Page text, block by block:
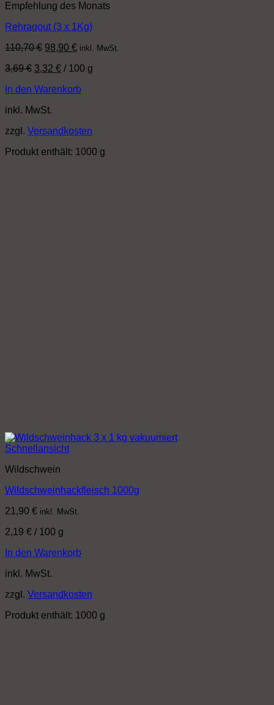
Empfehlung des Monats
Rehragout (3 x 1Kg)
110,70€ Ursprünglicher
war:
98,90 €Aktueller
ist:
inkl. MwSt.
3,69€ 3,32 € / 100 g
In den Warenkorb
inkl. MwSt.
zzgl. Versandkosten
Produkt enthält: 1000 g
Schnellansicht
Wildschwein
Wildschweinhackfleisch 1000g
21,90 € inkl. MwSt.
2,19 € / 100 g
In den Warenkorb
inkl. MwSt.
zzgl. Versandkosten
Produkt enthält: 1000 g